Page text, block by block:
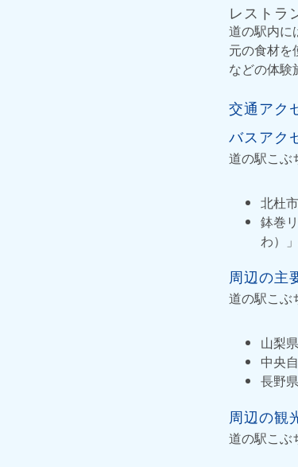
レストラ
道の駅内に
元の食材を
などの体験
交通アク
バスアク
道の駅こぶ
北杜
鉢巻
わ）
周辺の主
道の駅こぶ
山梨
中央
長野
周辺の観
道の駅こぶ